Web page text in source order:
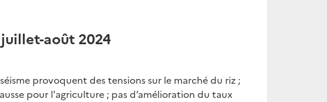
août 2024
provoquent des tensions sur le marché du riz ;
pour l'agriculture ; pas d’amélioration du taux